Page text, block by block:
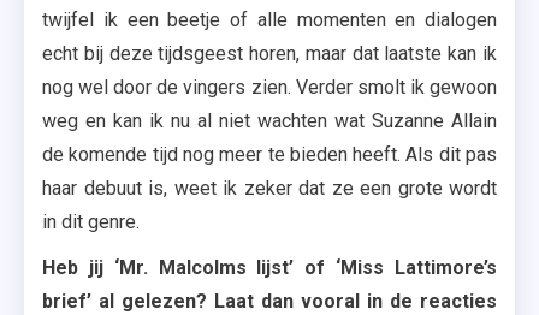
twijfel ik een beetje of alle momenten en dialogen
echt bij deze tijdsgeest horen, maar dat laatste kan ik
nog wel door de vingers zien. Verder smolt ik gewoon
weg en kan ik nu al niet wachten wat Suzanne Allain
de komende tijd nog meer te bieden heeft. Als dit pas
haar debuut is, weet ik zeker dat ze een grote wordt
in dit genre.
Heb jij ‘Mr. Malcolms lijst’ of ‘Miss Lattimore’s
brief’ al gelezen? Laat dan vooral in de reacties